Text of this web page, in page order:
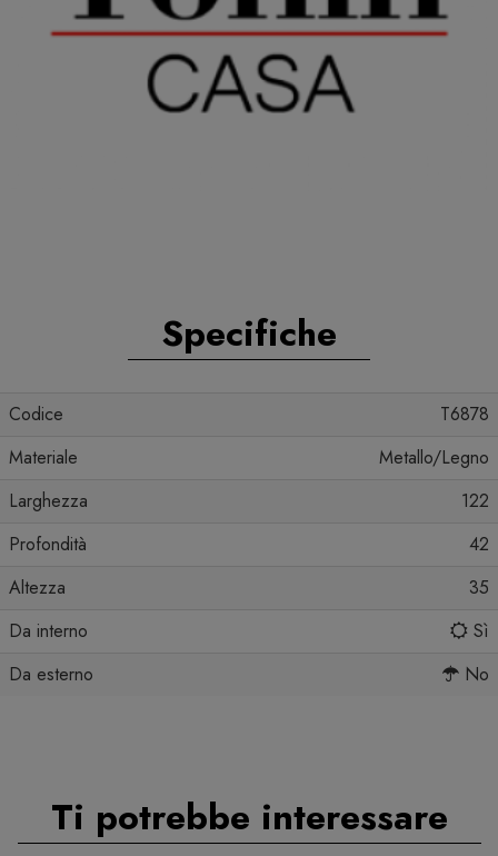
Specifiche
Codice
T6878
Materiale
Metallo/Legno
Larghezza
122
Profondità
42
Altezza
35
Da interno
Sì
Da esterno
No
Ti potrebbe interessare